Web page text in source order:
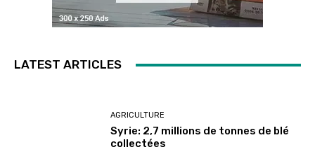
LATEST ARTICLES
AGRICULTURE
Syrie: 2,7 millions de tonnes de blé
collectées